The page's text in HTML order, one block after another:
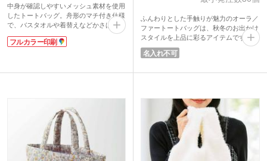
中身が確認しやすいメッシュ素材を使用
したトートバッグ。舟形のマチ付き仕様
で、バスタオルや着替えなどかさばる荷
物も余裕をもって収納できる約14Lの大
容量サイズです。硬めでしっかりとした
ジムバッグなど、さまざまなレジャーシ
表面にはフルカラーで印刷が可能！お好
きなデザインでオリジナリティの高いメ
ッシュバッグを製作できます。
フルカラー印刷
ふんわりとした手触りが魅力のオーラ／
ファートートバッグは、秋冬のお出かけ
スタイルを上品に彩るアイテムです。柔
らかなファー素材がコーディネートに季
節感と華やかさをプラス。
財布やポーチなどもすっきり収まりま
休日のショッピングやカフェ巡りなど、
リラックスしたシーンにぴったりです。
上品さと実用性を兼ね備えたトートバッ
グをノベルティでお探しの方におすす
め。
名入れ不可